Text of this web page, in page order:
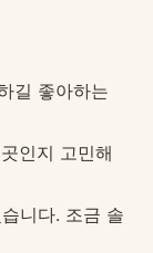
길 좋아하는
인지 고민해
니다. 조금 솔